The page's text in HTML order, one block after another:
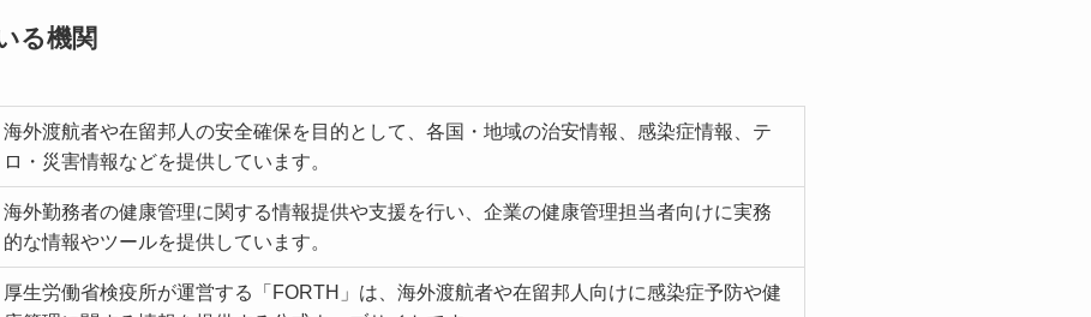
る機関
海外渡航者や在留邦人の安全確保を目的として、各国・地域の治安情報、感染症情報、テ
ロ・災害情報などを提供しています。
海外勤務者の健康管理に関する情報提供や支援を行い、企業の健康管理担当者向けに実務
的な情報やツールを提供しています。
​厚生労働省検疫所が運営する「FORTH」は、海外渡航者や在留邦人向けに感染症予防や健